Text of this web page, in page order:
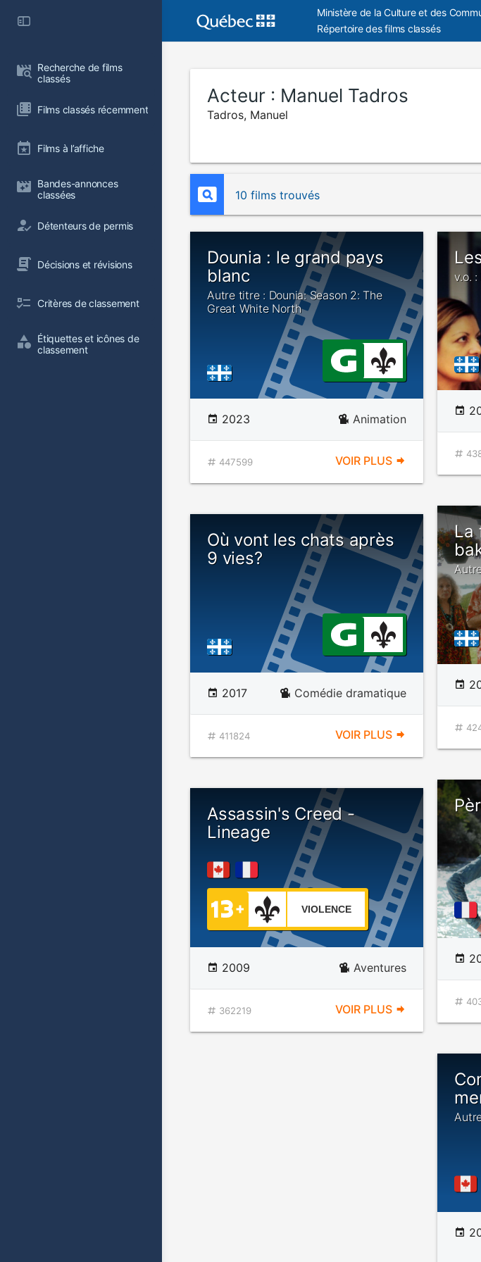
Recherche de films
classés
Films classés récemment
Films à l’affiche
Bandes-annonces
classées
Détenteurs de permis
Décisions et révisions
Critères de classement
Étiquettes et icônes de
classement
Ministère de la Culture et des
Répertoire des films classés
Acteur : Manuel Tadros
Tadros, Manuel
10 films trouvés
Dounia : le grand pays
blanc
Autre titre : Dounia: Season 2: The
Great White North
2023 Animation
447599 VOIR PLUS
v.o.
La
Où vont les chats après
9 vies?
2017 Comédie dramatique
411824 VOIR PLUS
Assassin's Creed -
Lineage
VIOLENCE
2009 Aventures
362219 VOIR PLUS